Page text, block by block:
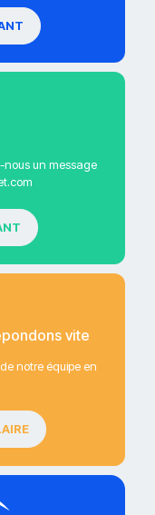
nous un message
vite
notre équipe en